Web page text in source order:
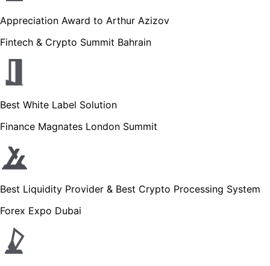
Appreciation Award to Arthur Azizov
Fintech & Crypto Summit Bahrain
Best White Label Solution
Finance Magnates London Summit
Best Liquidity Provider & Best Crypto Processing System
Forex Expo Dubai